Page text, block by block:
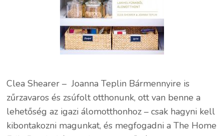
Clea Shearer – Joanna Teplin Bármennyire is
zűrzavaros és zsúfolt otthonunk, ott van benne a
lehetőség az igazi álomotthonhoz – csak hagyni kell
kibontakozni magunkat, és megfogadni a The Home